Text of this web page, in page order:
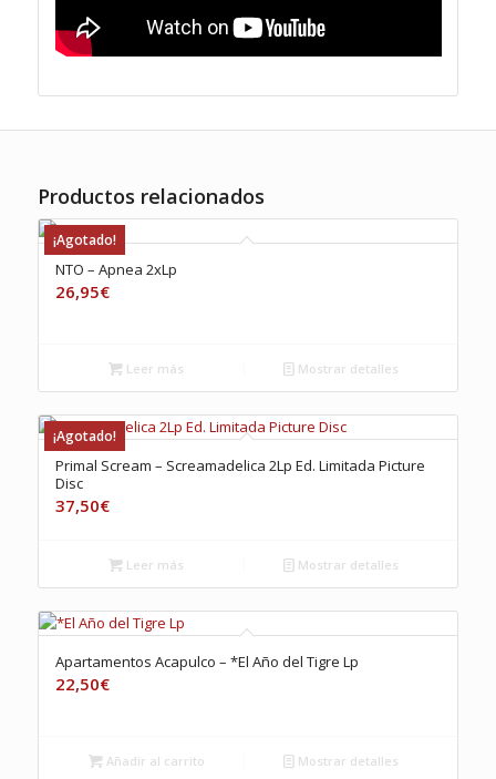
Productos relacionados
¡Agotado!
NTO – Apnea 2xLp
26,95€
Leer más Mostrar detalles
¡Agotado!
Primal Scream – Screamadelica 2Lp Ed. Limitada Picture
Disc
37,50€
Leer más Mostrar detalles
Apartamentos Acapulco – *El Año del Tigre Lp
22,50€
Añadir al carrito Mostrar detalles